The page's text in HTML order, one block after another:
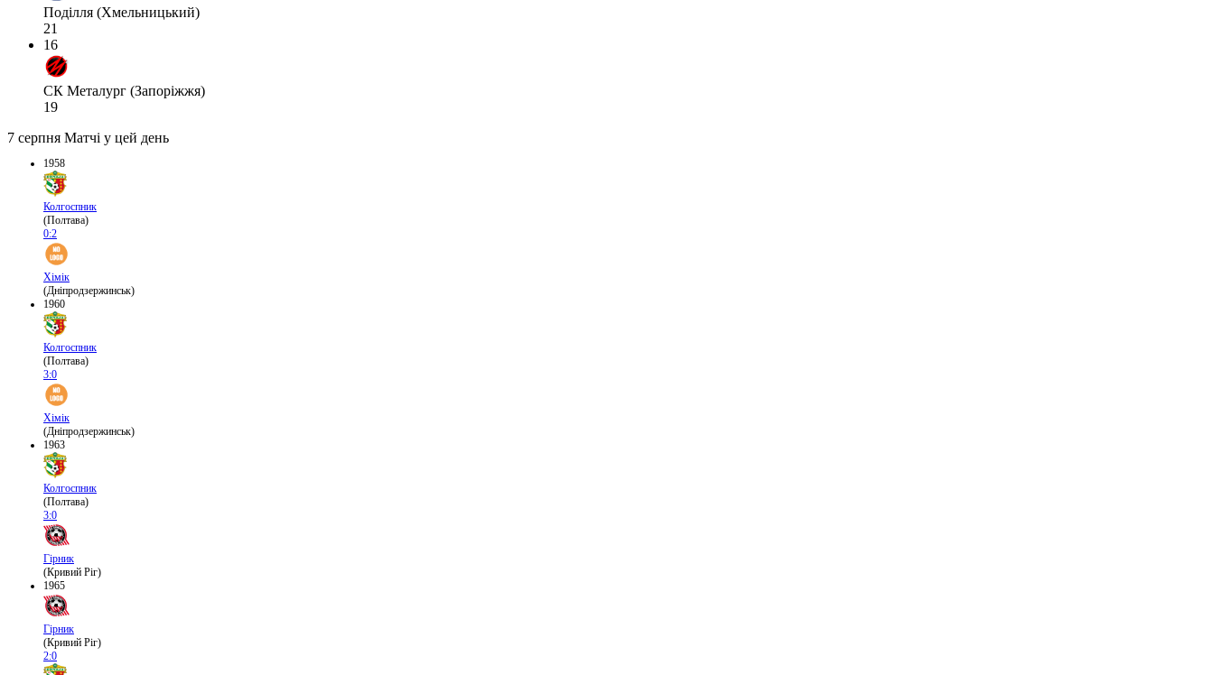
Поділля (Хмельницький)
21
16
СК Металург (Запоріжжя)
19
7 серпня Матчі у цей день
1958
Колгоспник
(Полтава)
0:2
Хімік
(Дніпродзержинськ)
1960
Колгоспник
(Полтава)
3:0
Хімік
(Дніпродзержинськ)
1963
Колгоспник
(Полтава)
3:0
Гірник
(Кривий Ріг)
1965
Гірник
(Кривий Ріг)
2:0